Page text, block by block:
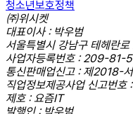
청소년보호정책
㈜위시켓
대표이사 : 박우범
서울특별시 강남구 테헤란
사업자등록번호 : 209-81-
통신판매업신고 : 제2018-
직업정보제공사업 신고번
제호 : 요즘IT